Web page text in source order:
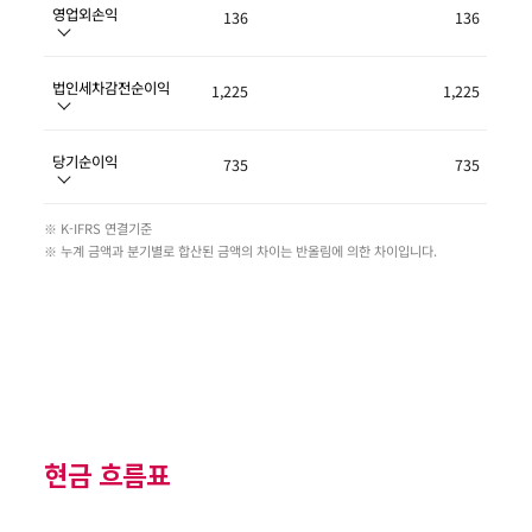
영업외손익 136 136
법인세차감전순이익 1,225 1,225
당기순이익 735 735
※ K-IFRS 연결기준
※ 누계 금액과 분기별로 합산된 금액의 차이는 반올림에 의한 차이입니다.
현금 흐름표